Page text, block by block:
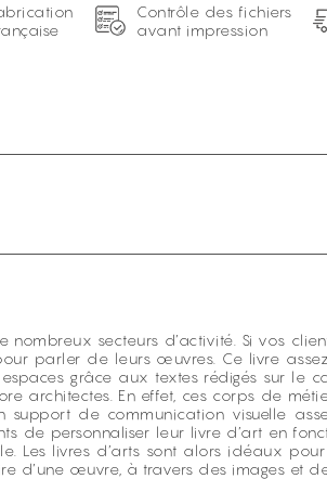
Contrôle des fichiers
avant impression
secteurs d’activité. Si vos
parler de leurs œuvres. Ce livre
grâce aux textes rédigés sur le
architectes. En effet, ces corps de
de communication visuelle
de personnaliser leur livre d’art en
Les livres d’arts sont alors idéaux
d’une œuvre, à travers des images et